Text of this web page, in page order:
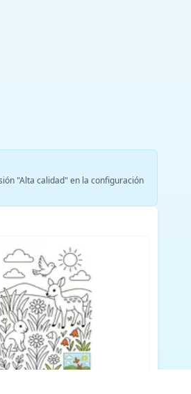
"Alta calidad" en la configuración